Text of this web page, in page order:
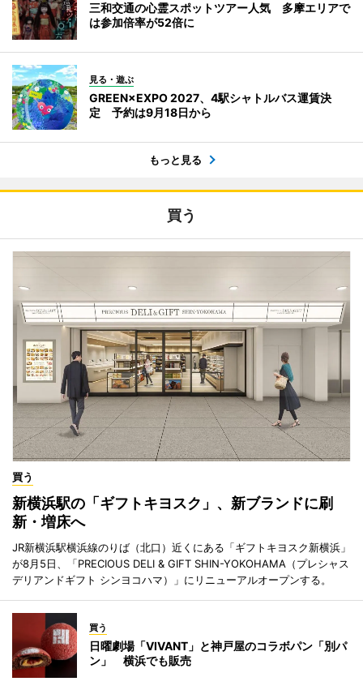
三和交通の心霊スポットツアー人気 多摩エリアで
は参加倍率が52倍に
見る・遊ぶ
GREEN×EXPO 2027、4駅シャトルバス運賃決
定 予約は9月18日から
もっと見る
買う
買う
新横浜駅の「ギフトキヨスク」、新ブランドに刷
新・増床へ
JR新横浜駅横浜線のりば（北口）近くにある「ギフトキヨスク新横浜」
が8月5日、「PRECIOUS DELI & GIFT SHIN-YOKOHAMA（プレシャス
デリアンドギフト シンヨコハマ）」にリニューアルオープンする。
買う
日曜劇場「VIVANT」と神戸屋のコラボパン「別パ
ン」 横浜でも販売